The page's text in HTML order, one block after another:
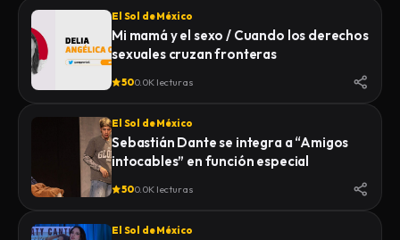
El Sol de México
Mi mamá y el sexo / Cuando los derechos
sexuales cruzan fronteras
500.0K lecturas
El Sol de México
Sebastián Dante se integra a “Amigos
intocables” en función especial
500.0K lecturas
El Sol de México